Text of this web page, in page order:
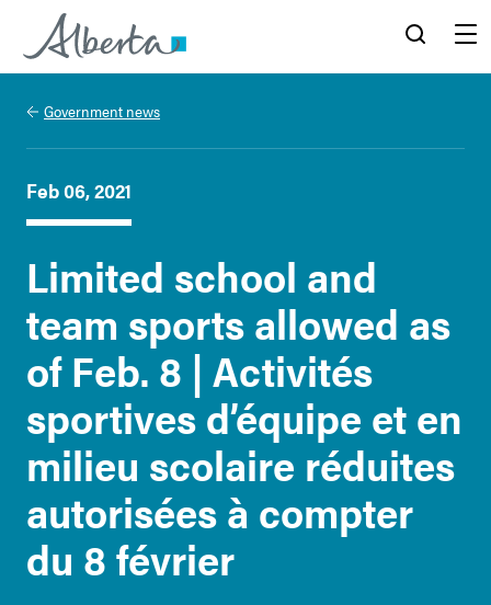
Alberta.ca
Government news
Feb 06, 2021
Limited school and
team sports allowed as
of Feb. 8 | Activités
sportives d’équipe et en
milieu scolaire réduites
autorisées à compter
du 8 février